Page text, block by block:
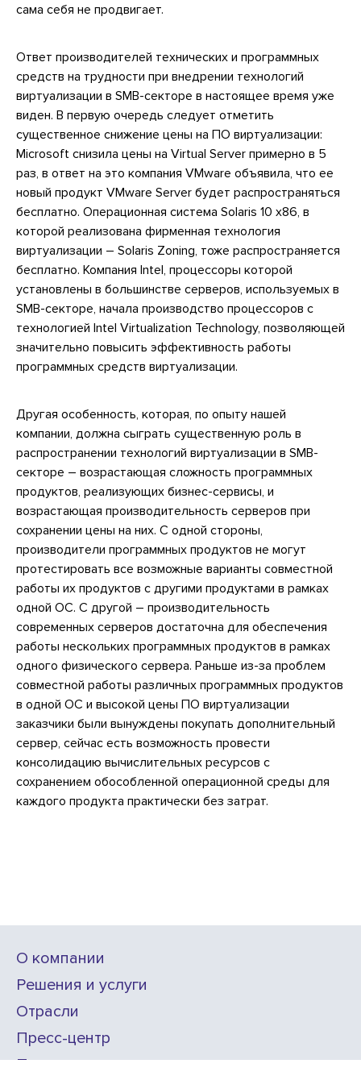
сама себя не продвигает.
Ответ производителей технических и программных
средств на трудности при внедрении технологий
виртуализации в SMB-секторе в настоящее время уже
виден. В первую очередь следует отметить
существенное снижение цены на ПО виртуализации:
Microsoft снизила цены на Virtual Server примерно в 5
раз, в ответ на это компания VMware объявила, что ее
новый продукт VMware Server будет распространяться
бесплатно. Операционная система Solaris 10 x86, в
которой реализована фирменная технология
виртуализации – Solaris Zoning, тоже распространяется
бесплатно. Компания Intel, процессоры которой
установлены в большинстве серверов, используемых в
SMB-секторе, начала производство процессоров с
технологией Intel Virtualization Technology, позволяющей
значительно повысить эффективность работы
программных средств виртуализации.
Другая особенность, которая, по опыту нашей
компании, должна сыграть существенную роль в
распространении технологий виртуализации в SMB-
секторе – возрастающая сложность программных
продуктов, реализующих бизнес-сервисы, и
возрастающая производительность серверов при
сохранении цены на них. С одной стороны,
производители программных продуктов не могут
протестировать все возможные варианты совместной
работы их продуктов с другими продуктами в рамках
одной ОС. С другой – производительность
современных серверов достаточна для обеспечения
работы нескольких программных продуктов в рамках
одного физического сервера. Раньше из-за проблем
совместной работы различных программных продуктов
в одной ОС и высокой цены ПО виртуализации
заказчики были вынуждены покупать дополнительный
сервер, сейчас есть возможность провести
консолидацию вычислительных ресурсов с
сохранением обособленной операционной среды для
каждого продукта практически без затрат.
О компании
Решения и услуги
Отрасли
Пресс-центр
Проекты